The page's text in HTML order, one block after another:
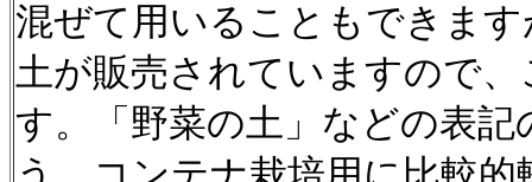
混ぜて用いることもできま
土が販売されていますので
す。「野菜の土」などの表